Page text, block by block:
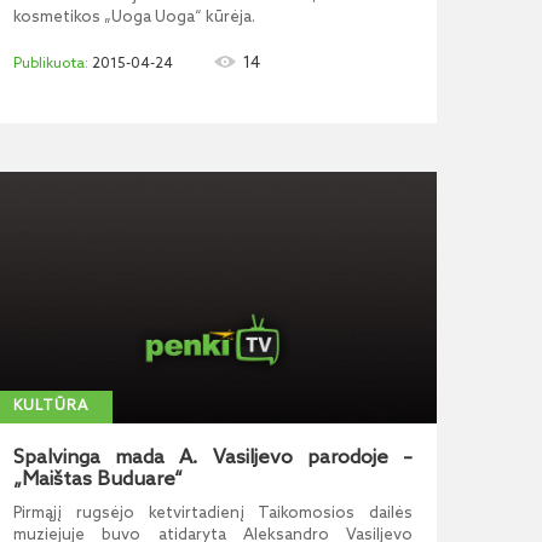
kosmetikos „Uoga Uoga“ kūrėja.
2015-04-24 14
KULTŪRA
Spalvinga mada A. Vasiljevo parodoje –
„Maištas Buduare“
Pirmąjį rugsėjo ketvirtadienį Taikomosios dailės
muziejuje buvo atidaryta Aleksandro Vasiljevo